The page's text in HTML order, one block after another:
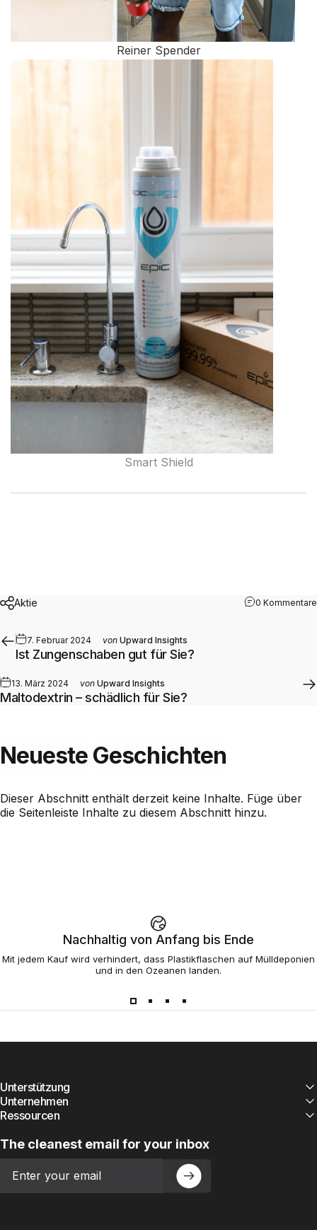
Reiner Spender
Smart Shield
Aktie 0 Kommentare
7. Februar 2024 von Upward Insights
Ist Zungenschaben gut für Sie?
13. März 2024 von Upward Insights
Maltodextrin – schädlich für Sie?
Neueste Geschichten
Dieser Abschnitt enthält derzeit keine Inhalte. Füge über
die Seitenleiste Inhalte zu diesem Abschnitt hinzu.
Nachhaltig von Anfang bis Ende
Mit jedem Kauf wird verhindert, dass Plastikflaschen auf Mülldeponien
und in den Ozeanen landen.
Unterstützung
Unternehmen
Ressourcen
The cleanest email for your inbox